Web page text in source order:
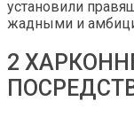
установили
жадными и
2